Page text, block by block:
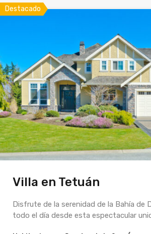
Destacado
Villa en Tetuán
Disfrute de la serenidad de la Bahía de
todo el día desde esta espectacular